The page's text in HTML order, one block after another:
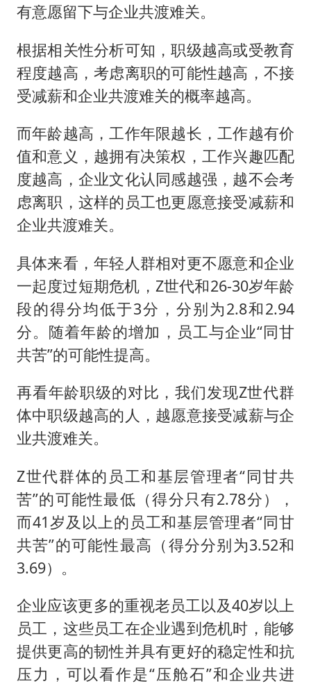
有意愿留下与企业共渡难关。
根据相关性分析可知，职级越高或受教育
程度越高，考虑离职的可能性越高，不接
受减薪和企业共渡难关的概率越高。
而年龄越高，工作年限越长，工作越有价
值和意义，越拥有决策权，工作兴趣匹配
度越高，企业文化认同感越强，越不会考
虑离职，这样的员工也更愿意接受减薪和
企业共渡难关。
具体来看，年轻人群相对更不愿意和企业
一起度过短期危机，Z世代和26-30岁年龄
段的得分均低于3分，分别为2.8和2.94
分。随着年龄的增加，员工与企业“同甘
共苦”的可能性提高。
再看年龄职级的对比，我们发现Z世代群
体中职级越高的人，越愿意接受减薪与企
业共渡难关。
Z世代群体的员工和基层管理者“同甘共
苦”的可能性最低（得分只有2.78分），
而41岁及以上的员工和基层管理者“同甘
共苦”的可能性最高（得分分别为3.52和
3.69）。
企业应该更多的重视老员工以及40岁以上
员工，这些员工在企业遇到危机时，能够
提供更高的韧性并具有更好的稳定性和抗
压力，可以看作是“压舱石”和企业共进